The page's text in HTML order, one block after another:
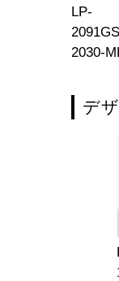
LP-
2030-
デ